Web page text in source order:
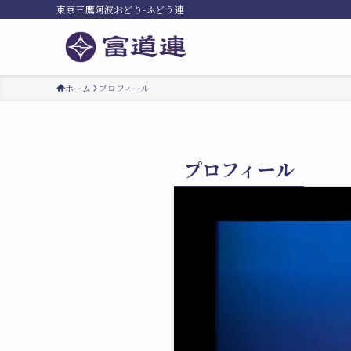
東京三鷹阿波おどり-ふどう連
ホーム プロフィール
プロフィール